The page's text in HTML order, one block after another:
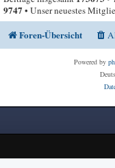
9747• Unser neuestes
Foren-Übersicht
Powered by